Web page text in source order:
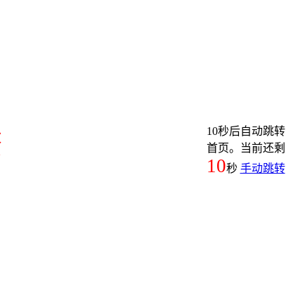
10秒后自动跳转
首页。当前还剩
10秒 手动跳转